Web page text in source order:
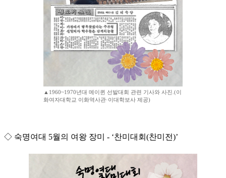
▲1960~1970년대 메이퀸 선발대회 관련 기사와 사진.(이
화여자대학교 이화역사관·이대학보사 제공)
◇ 숙명여대 5월의 여왕 장미 - ‘찬미대회(찬미전)’